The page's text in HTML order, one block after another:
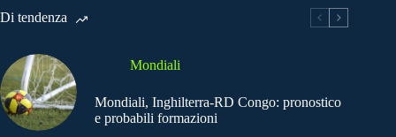
Di tendenza
Mondiali
Mondiali, Inghilterra-RD Congo: pronostico
e probabili formazioni